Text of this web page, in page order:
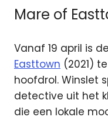
Mare of
Vanaf 19 april is
Easttown (2021)
hoofdrol. Winslet
detective uit het
die een lokale